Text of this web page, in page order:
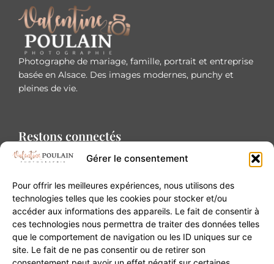
Gérer le consentement
Pour offrir les meilleures expériences, nous utilisons des
technologies telles que les cookies pour stocker et/ou
accéder aux informations des appareils. Le fait de consentir à
ces technologies nous permettra de traiter des données telles
que le comportement de navigation ou les ID uniques sur ce
site. Le fait de ne pas consentir ou de retirer son
Photographe de mariage, famille, portrait et entreprise
basée en Alsace. Des images modernes, punchy et
pleines de vie.
Restons connectés
Contact
20B Grand Rue 68180 Horbourg-Wihr